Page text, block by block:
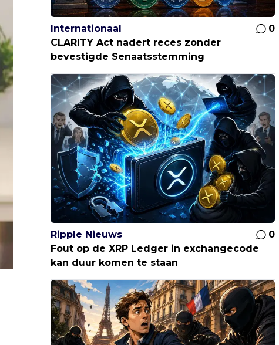
Internationaal
0
CLARITY Act nadert reces zonder
bevestigde Senaatsstemming
Ripple Nieuws
0
Fout op de XRP Ledger in exchangecode
kan duur komen te staan